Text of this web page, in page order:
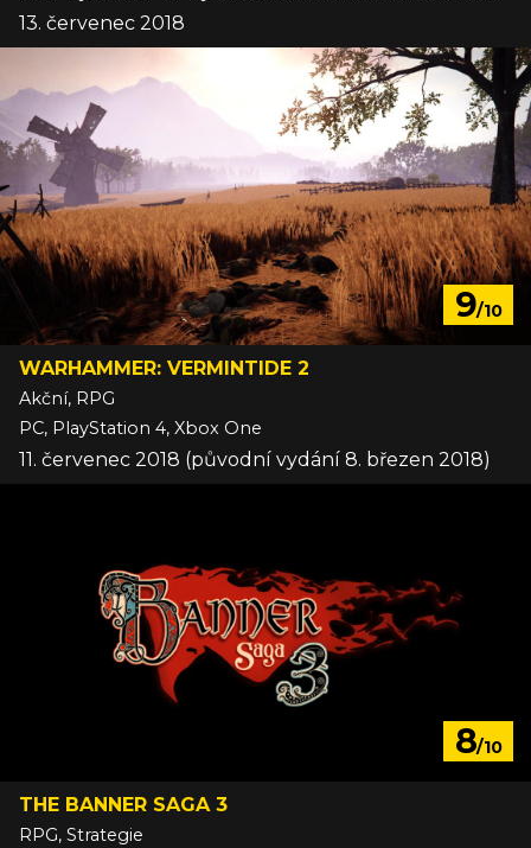
13. červenec 2018
9/10
WARHAMMER: VERMINTIDE 2
Akční, RPG
PC, PlayStation 4, Xbox One
11. červenec 2018 (původní vydání 8. březen 2018)
8/10
THE BANNER SAGA 3
RPG, Strategie